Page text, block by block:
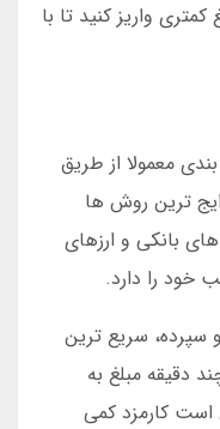
واریز کنید تا با
معمولا از طریق
ترین روش ها
بانکی و ارزهای
خود را دارد.
سپرده، سریع ترین
دقیقه مبلغ به
کارمزد کمی